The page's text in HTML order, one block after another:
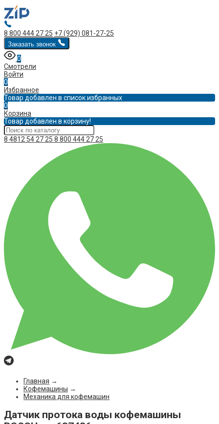
8 800 444 27 25 +7 (929) 081-27-25
Заказать звонок
0
Смотрели
Войти
0
Избранное
Товар добавлен в список избранных
0
Корзина
Товар добавлен в корзину!
8 4812 54 27 25 8 800 444 27 25
Главная →
Кофемашины →
Механика для кофемашин
Датчик протока воды кофемашины